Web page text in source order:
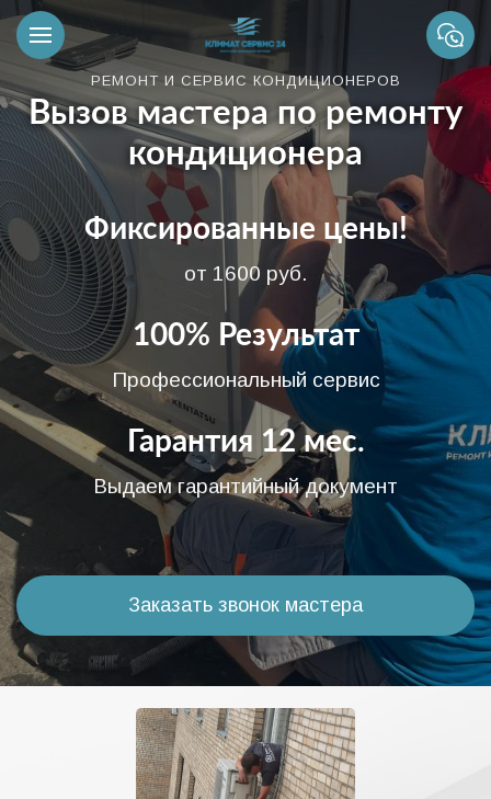
РЕМОНТ И СЕРВИС КОНДИЦИОНЕРОВ
Вызов мастера по ремонту
кондиционера
Фиксированные цены!
от 1600 руб.
100% Результат
Профессиональный сервис
Гарантия 12 мес.
Выдаем гарантийный документ
Заказать звонок мастера